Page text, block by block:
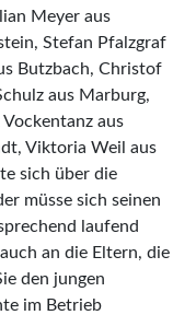
Meyer aus
Stefan Pfalzgraf
Butzbach, Christof
aus Marburg,
aus
Viktoria Weil aus
sich über die
müsse sich seinen
laufend
an die Eltern, die
den jungen
im Betrieb